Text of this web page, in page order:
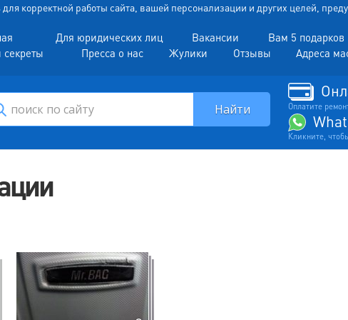
корректной работы сайта, вашей персонализации и других целей,
Для юридических лиц Вакансии Вам 5 подарков
Пресса о нас Жулики Отзывы Адреса
Оплатите
Кликните,